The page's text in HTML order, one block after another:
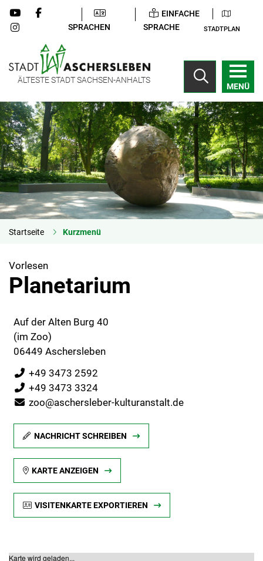
SPRACHEN
EINFACHE
SPRACHE
STADTPLAN
ÄLTESTE STADT SACHSEN-ANHALTS
MENÜ
Startseite Kurzmenü
Vorlesen
Planetarium
Auf der Alten Burg 40
(im Zoo)
06449 Aschersleben
+49 3473 2592
+49 3473 3324
zoo@aschersleber-kulturanstalt.de
NACHRICHT SCHREIBEN
KARTE ANZEIGEN
VISITENKARTE EXPORTIEREN
Karte wird geladen...